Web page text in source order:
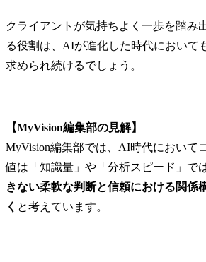
クライアントが気持ちよく一歩を踏み
る役割は、AIが進化した時代において
求められ続けるでしょう。
【MyVision編集部の見解】
MyVision編集部では、AI時代において
値は「知識量」や「分析スピード」で
きない柔軟な判断と信頼における関係
く と考えています。